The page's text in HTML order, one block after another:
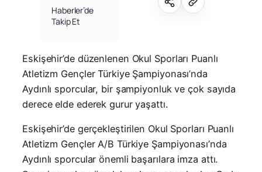
Haberler’de
Takip Et
Eskişehir’de düzenlenen Okul Sporları Puanlı
Atletizm Gençler Türkiye Şampiyonası’nda
Aydınlı sporcular, bir şampiyonluk ve çok sayıda
derece elde ederek gurur yaşattı.
Eskişehir’de gerçekleştirilen Okul Sporları Puanlı
Atletizm Gençler A/B Türkiye Şampiyonası’nda
Aydınlı sporcular önemli başarılara imza attı.